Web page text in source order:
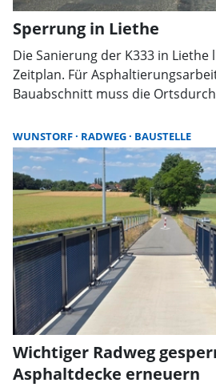
Sperrung in Liethe
Die Sanierung der K333 in Liethe
Zeitplan. Für
Bauabschnitt muss die
großräumig umgeleitet. Die
bereits für Ende Juli geplant.
WUNSTORF RADWEG BAUSTELLE
Wichtiger Radweg
Asphaltdecke erneuern